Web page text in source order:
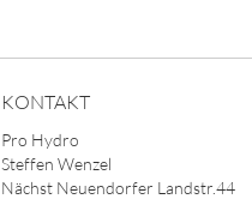
KONTAKT
Pro Hydro
Steffen Wenzel
Nächst Neuendorfer Landstr.44